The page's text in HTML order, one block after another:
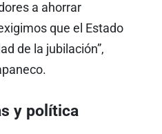
a ahorrar
que el Estado
de la jubilación”,
y política